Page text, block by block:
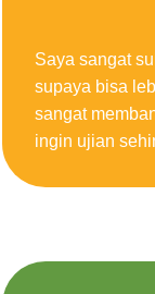
Saya sangat
supaya bisa
sangat
ingin ujian